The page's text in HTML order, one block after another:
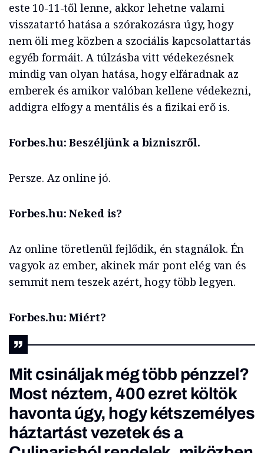
este 10-11-től lenne, akkor lehetne valami
visszatartó hatása a szórakozásra úgy, hogy
nem öli meg közben a szociális kapcsolattartás
egyéb formáit. A túlzásba vitt védekezésnek
mindig van olyan hatása, hogy elfáradnak az
emberek és amikor valóban kellene védekezni,
addigra elfogy a mentális és a fizikai erő is.
Forbes.hu: Beszéljünk a bizniszről.
Persze. Az online jó.
Forbes.hu: Neked is?
Az online töretlenül fejlődik, én stagnálok. Én
vagyok az ember, akinek már pont elég van és
semmit nem teszek azért, hogy több legyen.
Forbes.hu: Miért?
Mit csináljak még több pénzzel?
Most néztem, 400 ezret költök
havonta úgy, hogy kétszemélyes
háztartást vezetek és a